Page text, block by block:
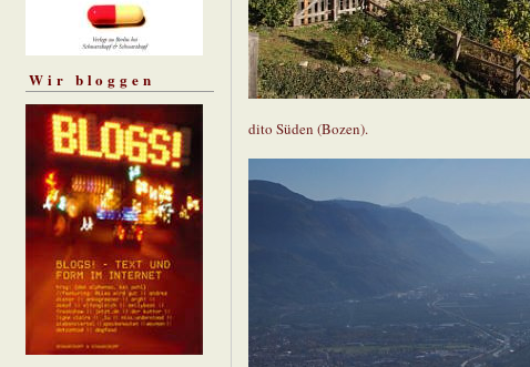
Wir bloggen
dito Süden (Bozen).